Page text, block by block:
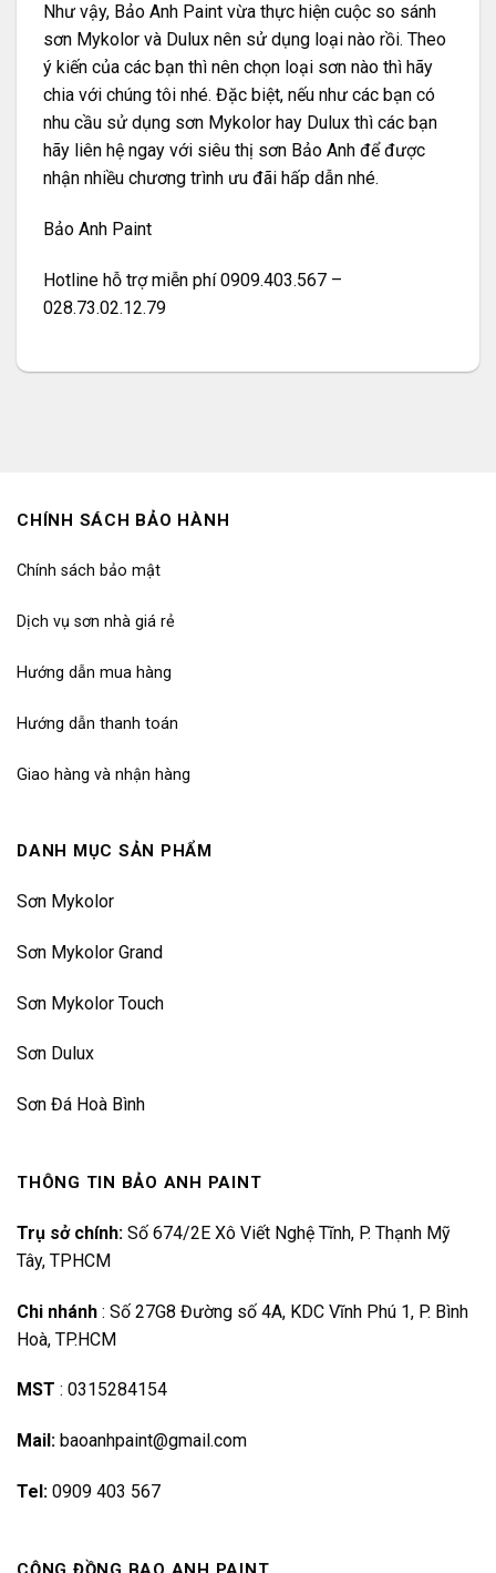
Như vậy, Bảo Anh Paint vừa thực hiện cuộc so sánh
sơn Mykolor và Dulux nên sử dụng loại nào rồi. Theo
ý kiến của các bạn thì nên chọn loại sơn nào thì hãy
chia với chúng tôi nhé. Đặc biệt, nếu như các bạn có
nhu cầu sử dụng sơn Mykolor hay Dulux thì các bạn
hãy liên hệ ngay với siêu thị sơn Bảo Anh để được
nhận nhiều chương trình ưu đãi hấp dẫn nhé.
Bảo Anh Paint
Hotline hỗ trợ miễn phí 0909.403.567 –
028.73.02.12.79
CHÍNH SÁCH BẢO HÀNH
Chính sách bảo mật
Dịch vụ sơn nhà giá rẻ
Hướng dẫn mua hàng
Hướng dẫn thanh toán
Giao hàng và nhận hàng
DANH MỤC SẢN PHẨM
Sơn Mykolor
Sơn Mykolor Grand
Sơn Mykolor Touch
Sơn Dulux
Sơn Đá Hoà Bình
THÔNG TIN BẢO ANH PAINT
Trụ sở chính: Số 674/2E Xô Viết Nghệ Tĩnh, P. Thạnh Mỹ
Tây, TPHCM
Chi nhánh : Số 27G8 Đường số 4A, KDC Vĩnh Phú 1, P. Bình
Hoà, TP.HCM
MST : 0315284154
Mail: baoanhpaint@gmail.com
Tel: 0909 403 567